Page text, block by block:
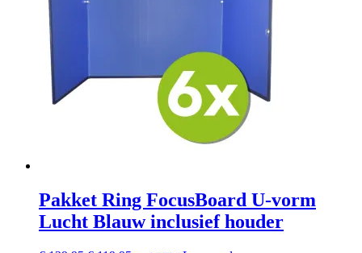
Pakket Ring FocusBoard U-vorm
Lucht Blauw inclusief houder